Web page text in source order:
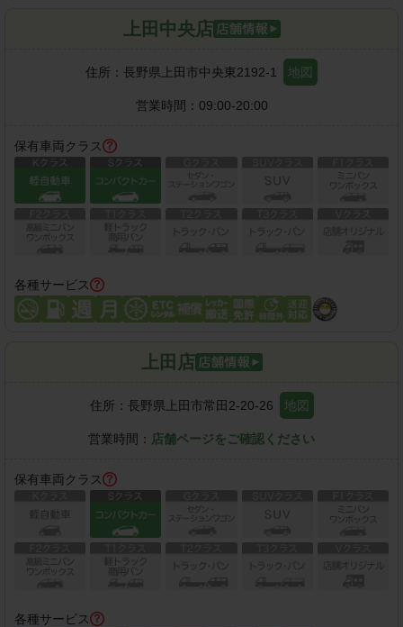
上田中央店
住所： 長野県上田市中央東2192-1 地図
営業時間： 09:00-20:00
保有車両クラス
各種サービス
上田店
住所： 長野県上田市常田2-20-26 地図
営業時間： 店舗ページをご確認ください
保有車両クラス
各種サービス